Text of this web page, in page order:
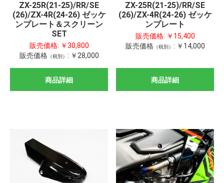
ZX-25R(21-25)/RR/SE
(26)/ZX-4R(24-26) ゼッケ
ンプレート＆スクリーン
SET
販売価格: ￥30,800
販売価格（税別） : ￥28,000
商品詳細
ZX-25R(21-25)/RR/SE
(26)/ZX-4R(24-26) ゼッケ
ンプレート
販売価格: ￥15,400
販売価格（税別） : ￥14,000
商品詳細